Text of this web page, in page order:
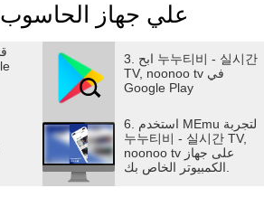
تحميل 누누티비 - 실시간 TV, noonoo tv علي جهاز الحاسوب
3. ابح 누누티비 - 실시간
TV, noonoo tv في
Google Play
6. استخدم MEmu لتجربة
누누티비 - 실시간 TV,
noonoo tv على جهاز